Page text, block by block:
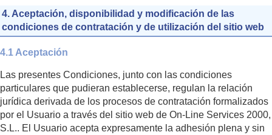
4. Aceptación, disponibilidad y modificación de las
condiciones de contratación y de utilización del sitio web
4.1 Aceptación
Las presentes Condiciones, junto con las condiciones
particulares que pudieran establecerse, regulan la relación
jurídica derivada de los procesos de contratación formalizados
por el Usuario a través del sitio web de On-Line Services 2000,
S.L.. El Usuario acepta expresamente la adhesión plena y sin